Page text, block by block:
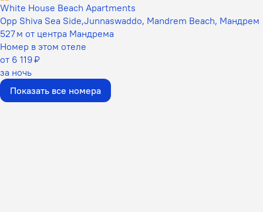
White House Beach Apartments
Opp Shiva Sea Side,Junnaswaddo, Mandrem Beach, Мандрем
527 м от центра Мандрема
Номер в этом отеле
от 6 119 ₽
за ночь
Показать все номера